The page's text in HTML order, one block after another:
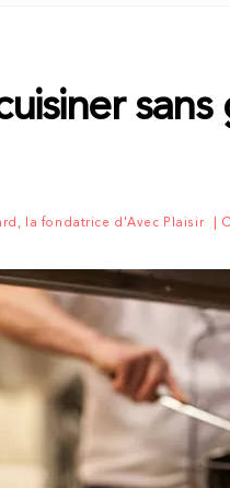
la fondatrice d'Avec Plaisir